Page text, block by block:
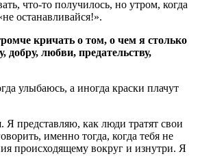
что-то получилось, но утром, когда
останавливайся!».
кричать о том, о чем я столько
добру, любви, предательству,
улыбаюсь, а иногда краски плачут
Я представляю, как люди тратят свои
именно тогда, когда тебя не
происходящему вокруг и изнутри. Я